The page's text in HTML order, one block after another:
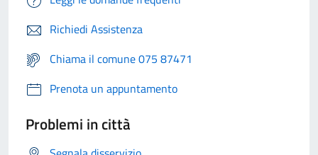
Richiedi Assistenza
Chiama il comune 075 87471
Prenota un appuntamento
Problemi in città